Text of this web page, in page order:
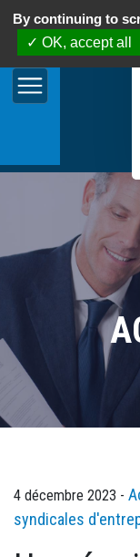
4 décembre 2023 -
syndicales
By continuing to
OK, accept all